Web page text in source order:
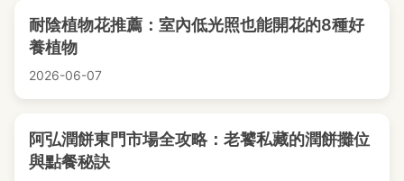
耐陰植物花推薦：室內低光照也能開花的8種好
養植物
2026-06-07
阿弘潤餅東門市場全攻略：老饕私藏的潤餅攤位
與點餐秘訣